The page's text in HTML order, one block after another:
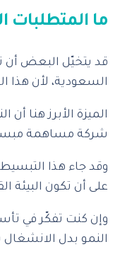
ما
قد يتخيّل البعض
السعودية، لأن هذا
الميزة الأبرز هنا
شركة مساهمة
وقد جاء هذا
على أن تكون البيئة
وإن كنت تفكّر في
النمو بدل الانشغال